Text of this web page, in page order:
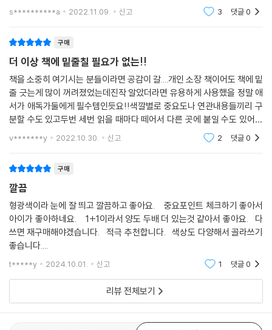
많이 보시고 일할때 인덱스 많이 쓰시는 분들은 꼭 필요한 것 같아요 짧은
s**********a 2022.11.09. 신고 3 댓글0
구매
더 이상 책에 밑줄칠 필요가 없는!!
책을 소중히 여기시는 분들이라면 공감이 갈....개인 소장 책이어도 책에 밑
줄 긋는게 많이 꺼려졌었는데진작 알았더라면 유용하게 사용했을 정말 애
서가 애독가둘에게 필수템인듯요!!색깔별로 중요도나 연관내용들끼리 구
분할 수도 있고두번 세번 읽을 때마다 떼어서 다른 곳에 붙일 수도 있어좋
은듯합니다주변 애서가들에게 많이 퍼뜨릴 생각입니닷!강추합니다~^^
v*******y 2022.10.30. 신고 2 댓글0
구매
깔끔
형광색이라 눈에 잘 띄고 깔끔하고 좋아요. 중요포인트 체크하기 좋아서
아이가 좋아하네요. 1+1이라서 양도 두배 더 있는것 같아서 좋아요. 다
쓰면 재구매해야겠습니다. 적극 추천합니다. 색상도 다양해서 골라쓰기
좋습니다....
t*****y 2024.10.01. 신고 1 댓글0
리뷰 전체보기